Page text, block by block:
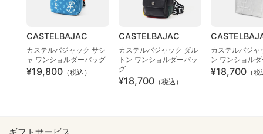
CASTELBAJAC
カステルバジャック サシ
ャ ワンショルダーバッグ
¥19,800 （税込）
CASTELBAJAC
カステルバジャック ダル
トン ワンショルダーバッ
グ
¥18,700 （税込）
カステルバジャ
ン ワンショル
¥18,700 （
ギフトサービス